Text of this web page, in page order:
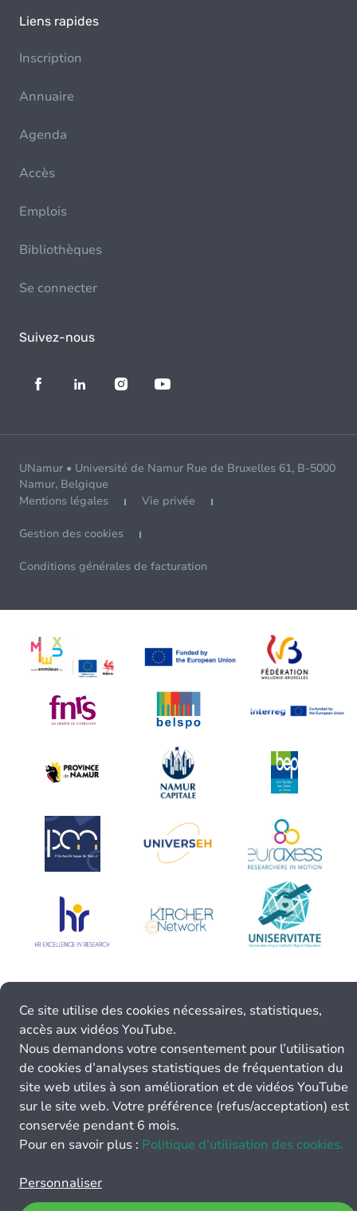
Liens rapides
Inscription
Annuaire
Agenda
Accès
Emplois
Bibliothèques
Se connecter
Suivez-nous
UNamur • Université de Namur Rue de Bruxelles 61, B-5000
Namur, Belgique
Mentions légales
Vie privée
Gestion des cookies
Conditions générales de facturation
Ce site utilise des cookies nécessaires, statistiques,
accès aux vidéos YouTube.
Nous demandons votre consentement pour l’utilisation
de cookies d’analyses statistiques de fréquentation du
site web utiles à son amélioration et de vidéos YouTube
sur le site web. Votre préférence (refus/acceptation) est
conservée pendant 6 mois.
Pour en savoir plus : Politique d’utilisation des cookies.
Personnaliser